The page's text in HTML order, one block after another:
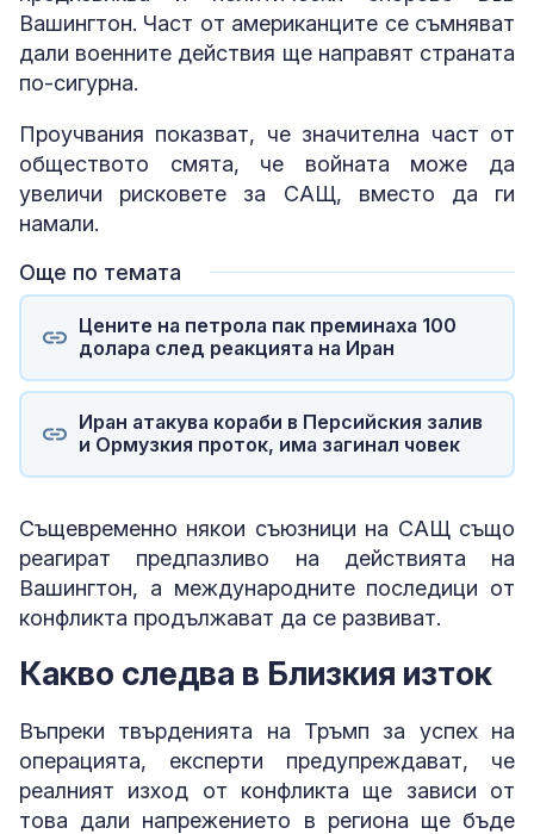
Вашингтон. Част от американците се съмняват
дали военните действия ще направят страната
по-сигурна.
Проучвания показват, че значителна част от
обществото смята, че войната може да
увеличи рисковете за САЩ, вместо да ги
намали.
Още по темата
Цените на петрола пак преминаха 100
долара след реакцията на Иран
Иран атакува кораби в Персийския залив
и Ормузкия проток, има загинал човек
Същевременно някои съюзници на САЩ също
реагират предпазливо на действията на
Вашингтон, а международните последици от
конфликта продължават да се развиват.
Какво следва в Близкия изток
Въпреки твърденията на Тръмп за успех на
операцията, експерти предупреждават, че
реалният изход от конфликта ще зависи от
това дали напрежението в региона ще бъде